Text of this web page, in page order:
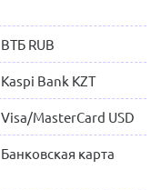
ВТБ RUB
Kaspi Bank KZT
Visa/MasterCard USD
Банковская карта